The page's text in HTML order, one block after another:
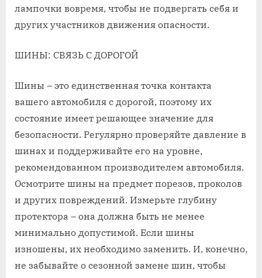
лампочки вовремя, чтобы не подвергать себя и
других участников движения опасности.
ШИНЫ: СВЯЗЬ С ДОРОГОЙ
Шины – это единственная точка контакта
вашего автомобиля с дорогой, поэтому их
состояние имеет решающее значение для
безопасности. Регулярно проверяйте давление в
шинах и поддерживайте его на уровне,
рекомендованном производителем автомобиля.
Осмотрите шины на предмет порезов, проколов
и других повреждений. Измерьте глубину
протектора – она должна быть не менее
минимально допустимой. Если шины
изношены, их необходимо заменить. И, конечно,
не забывайте о сезонной замене шин, чтобы